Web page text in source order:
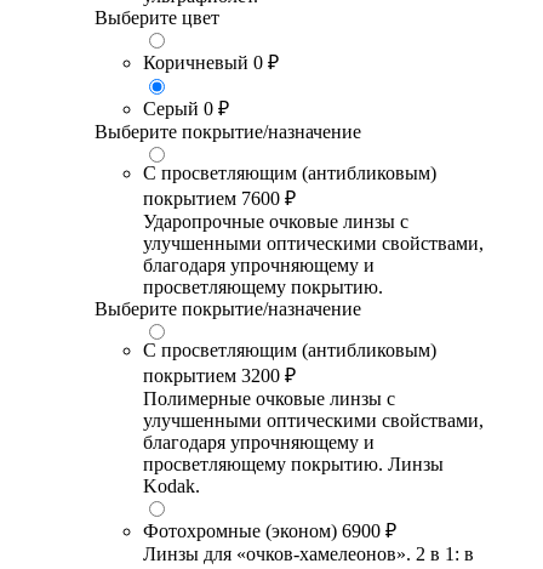
Выберите цвет
Коричневый 0 ₽
Серый 0 ₽
Выберите покрытие/назначение
С просветляющим (антибликовым)
покрытием 7600 ₽
Ударопрочные очковые линзы с
улучшенными оптическими свойствами,
благодаря упрочняющему и
просветляющему покрытию.
Выберите покрытие/назначение
С просветляющим (антибликовым)
покрытием 3200 ₽
Полимерные очковые линзы с
улучшенными оптическими свойствами,
благодаря упрочняющему и
просветляющему покрытию. Линзы
Kodak.
Фотохромные (эконом) 6900 ₽
Линзы для «очков-хамелеонов». 2 в 1: в